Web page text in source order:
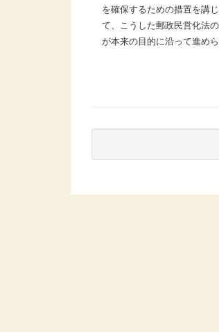
を確保するための措置を講
て、こうした郵政民営化法
が本来の目的に沿って進め